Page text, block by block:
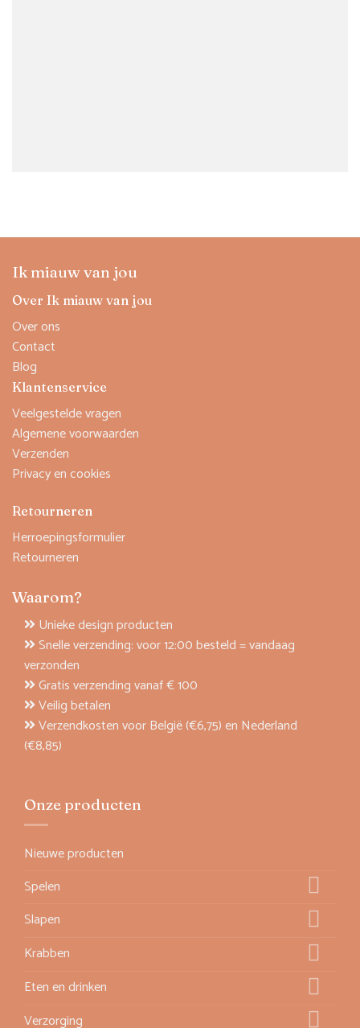
Ik miauw van jou
Over Ik miauw van jou
Over ons
Contact
Blog
Klantenservice
Veelgestelde vragen
Algemene voorwaarden
Verzenden
Privacy en cookies
Retourneren
Herroepingsformulier
Retourneren
Waarom?
Unieke design producten
Snelle verzending: voor 12:00 besteld = vandaag
verzonden
Gratis verzending vanaf € 100
Veilig betalen
Verzendkosten voor België (€6,75) en Nederland
(€8,85)
Onze producten
Nieuwe producten
Spelen
Slapen
Krabben
Eten en drinken
Verzorging